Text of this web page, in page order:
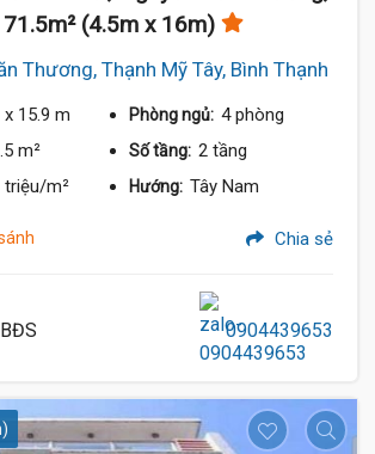
71.5m² (4.5m x 16m)
Thương, Thạnh Mỹ Tây, Bình Thạnh
x 15.9 m Phòng ngủ: 4 phòng
m² Số tầng: 2 tầng
triệu/m² Hướng: Tây Nam
Chia sẻ
0904439653